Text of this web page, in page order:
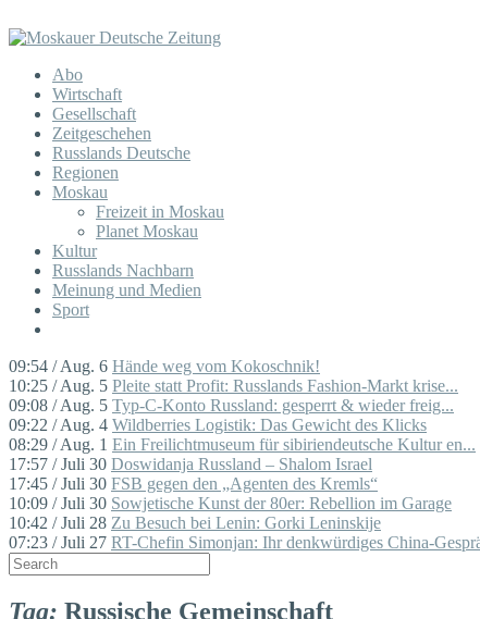
Abo
Wirtschaft
Gesellschaft
Zeitgeschehen
Russlands Deutsche
Regionen
Moskau
Freizeit in Moskau
Planet Moskau
Kultur
Russlands Nachbarn
Meinung und Medien
Sport
09:54 / Aug. 6 Hände weg vom Kokoschnik!
10:25 / Aug. 5 Pleite statt Profit: Russlands Fashion-Markt krise...
09:08 / Aug. 5 Typ-C-Konto Russland: gesperrt & wieder freig...
09:22 / Aug. 4 Wildberries Logistik: Das Gewicht des Klicks
08:29 / Aug. 1 Ein Freilichtmuseum für sibiriendeutsche Kultur en...
17:57 / Juli 30 Doswidanja Russland – Shalom Israel
17:45 / Juli 30 FSB gegen den „Agenten des Kremls“
10:09 / Juli 30 Sowjetische Kunst der 80er: Rebellion im Garage
10:42 / Juli 28 Zu Besuch bei Lenin: Gorki Leninskije
07:23 / Juli 27 RT-Chefin Simonjan: Ihr denkwürdiges China-
Tag: Russische Gemeinschaft